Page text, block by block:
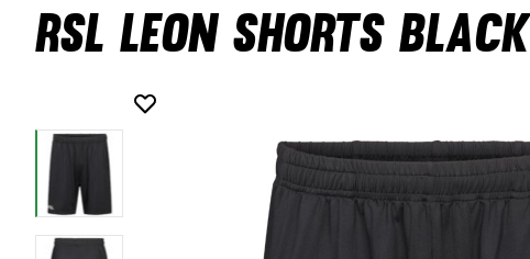
RSL Leon Shorts Black